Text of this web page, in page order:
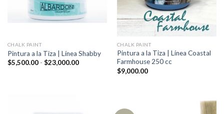
CHALK PAINT
Pintura a la Tiza | Línea Shabby
$5,500.00 - $23,000.00Rango
CHALK PAINT
Pintura a la Tiza | Línea Coastal
Farmhouse 250 cc
$9,000.00